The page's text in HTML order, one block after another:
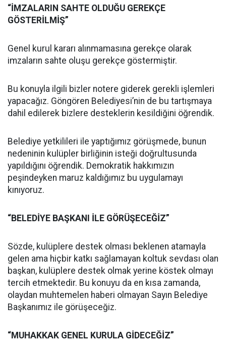
“İMZALARIN SAHTE OLDUĞU GEREKÇE
GÖSTERİLMİŞ”
Genel kurul kararı alınmamasına gerekçe olarak
imzaların sahte oluşu gerekçe göstermiştir.
Bu konuyla ilgili bizler notere giderek gerekli işlemleri
yapacağız. Göngören Belediyesi’nin de bu tartışmaya
dahil edilerek bizlere desteklerin kesildiğini öğrendik.
Belediye yetkilileri ile yaptığımız görüşmede, bunun
nedeninin kulüpler birliğinin isteği doğrultusunda
yapıldığını öğrendik. Demokratik hakkımızın
peşindeyken maruz kaldığımız bu uygulamayı
kınıyoruz.
“BELEDİYE BAŞKANI İLE GÖRÜŞECEĞİZ”
Sözde, kulüplere destek olması beklenen atamayla
gelen ama hiçbir katkı sağlamayan koltuk sevdası olan
başkan, kulüplere destek olmak yerine köstek olmayı
tercih etmektedir. Bu konuyu da en kısa zamanda,
olaydan muhtemelen haberi olmayan Sayın Belediye
Başkanımız ile görüşeceğiz.
“MUHAKKAK GENEL KURULA GİDECEĞİZ”